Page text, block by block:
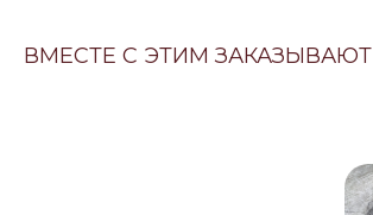
ВМЕСТЕ С ЭТИМ ЗАКАЗЫВАЮТ